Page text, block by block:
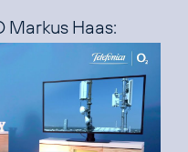
Haas: